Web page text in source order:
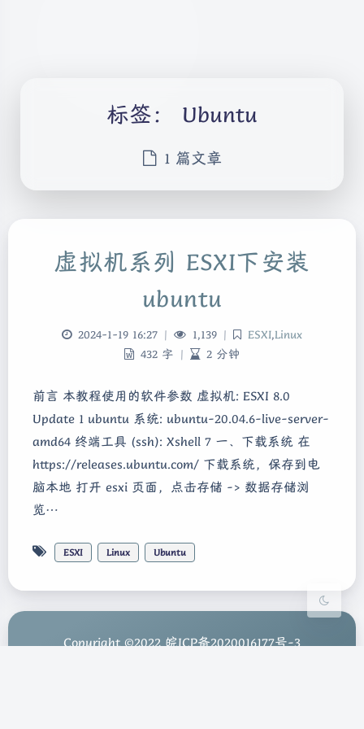
夜间模式
Sans Serif
标签： Ubuntu
1 篇文章
虚拟机系列 ESXI下安装
ubuntu
2024-1-19 16:27 | 1,139 | ESXI,Linux
432 字 | 2 分钟
前言 本教程使用的软件参数 虚拟机: ESXI 8.0
Update 1 ubuntu 系统: ubuntu-20.04.6-live-server-
amd64 终端工具 (ssh): Xshell 7 一、下载系统 在
https://releases.ubuntu.com/ 下载系统，保存到电
脑本地 打开 esxi 页面，点击存储 -> 数据存储浏
览…
ESXI Linux Ubuntu
Copyright ©2022皖ICP备2020016177号-3